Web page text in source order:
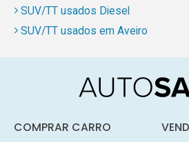
SUV/TT usados Diesel
SUV/TT usados em Aveiro
COMPRAR CARRO